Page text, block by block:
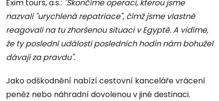
Exim tours, a.s.: "Skončíme operaci, kterou jsme
nazvali "urychlená repatriace", čímž jsme vlastně
reagovali na tu zhoršenou situaci v Egyptě. A vidíme,
že ty poslední události posledních hodin nám bohužel
dávají za pravdu".
Jako odškodnění nabízí cestovní kanceláře vrácení
peněz nebo náhradní dovolenou v jiné destinaci.